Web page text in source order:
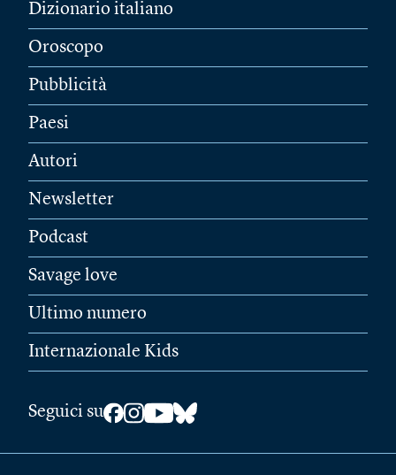
Dizionario italiano
Oroscopo
Pubblicità
Paesi
Autori
Newsletter
Podcast
Savage love
Ultimo numero
Internazionale Kids
Seguici su